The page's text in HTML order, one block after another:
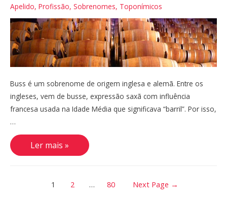
Apelido, Profissão, Sobrenomes, Toponímicos
Buss é um sobrenome de origem inglesa e alemã. Entre os
ingleses, vem de busse, expressão saxã com influência
francesa usada na Idade Média que significava “barril”. Por isso,
…
Buss
Ler mais »
Paginação
1 2 … 80 Next Page →